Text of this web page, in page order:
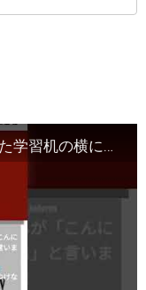
薄暗い実家の子ども部屋。色褪せた学習机の横に置かれた安物の座椅子が、95キロの分厚い脂肪を抱え込んでギシギシと悲鳴を上げている。明日も早朝から最低賃金の単純作業が控えているというの